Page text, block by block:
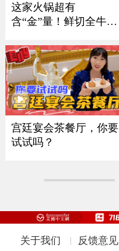
这家火锅超有
含“金”量！鲜切全牛
宫廷宴会茶餐厅，你要
试试吗？
关于我们 | 反馈意见